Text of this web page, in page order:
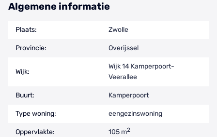
Algemene informatie
Plaats: Zwolle
Provincie: Overijssel
Wijk:
Wijk 14 Kamperpoort-
Veerallee
Buurt: Kamperpoort
Type woning: eengezinswoning
Oppervlakte: 105 m2